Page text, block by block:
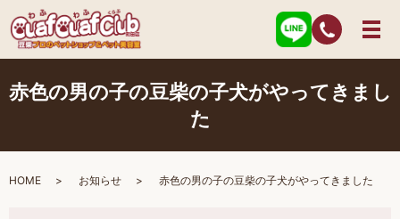
赤色の男の子の豆柴の子犬がやってきまし
た
HOME お知らせ 赤色の男の子の豆柴の子犬がやってきました